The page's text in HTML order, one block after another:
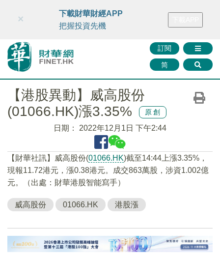
財華智庫網 FINTV FINMETA 財華證券 媒體矩陣
訂閱
简
×
下載財華財經APP
把握投資先機
【港股異動】威高股份
(01066.HK)漲3.35%
原創
日期： 2022年12月1日 下午2:44
【財華社訊】威高股份(01066.HK)截至14:44上漲3.35%，
現報11.72港元，漲0.38港元。成交863萬股，涉資1.002億
元。（出處：財華港股智能寫手）
威高股份 01066.HK 港股漲